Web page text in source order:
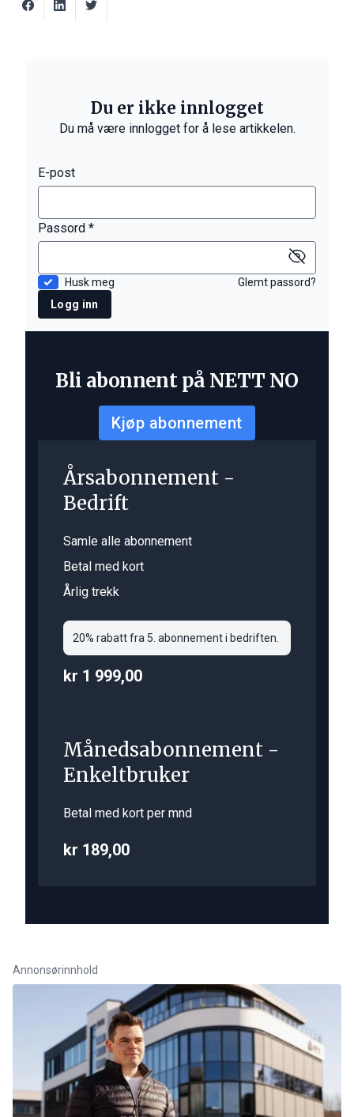
Du er ikke innlogget
Du må være innlogget for å lese artikkelen.
E-post
Passord *
Husk meg
Glemt passord?
Logg inn
Bli abonnent på NETT NO
Kjøp abonnement
Årsabonnement -
Bedrift
Samle alle abonnement
Betal med kort
Årlig trekk
20% rabatt fra 5. abonnement i bedriften.
kr 1 999,00
Månedsabonnement -
Enkeltbruker
Betal med kort per mnd
kr 189,00
Annonsørinnhold